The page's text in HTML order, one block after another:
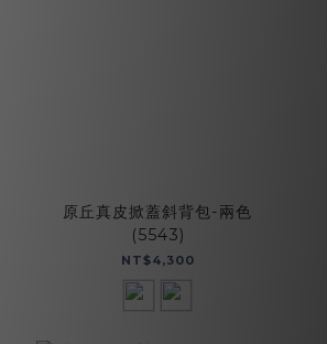
原丘真皮掀蓋斜背包-兩色
(5543)
NT$4,300